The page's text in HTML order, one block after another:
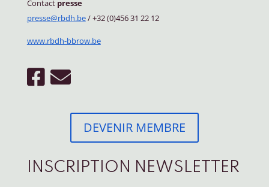
Contact presse
presse@rbdh.be/ +32 (0)456 31 22 12
www.rbdh-bbrow.be
DEVENIR MEMBRE
INSCRIPTION NEWSLETTER